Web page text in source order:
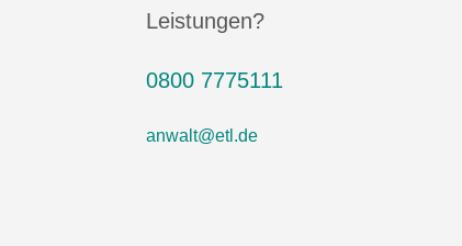
Leistungen?
0800 7775111
anwalt@etl.de